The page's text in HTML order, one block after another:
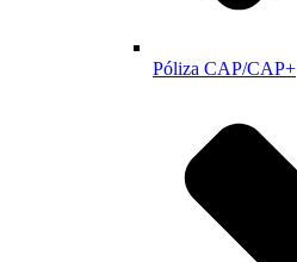
Póliza CAP/CAP+